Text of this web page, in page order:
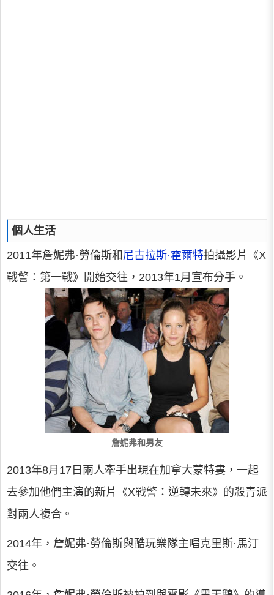
個人生活
2011年詹妮弗·勞倫斯和 尼古拉斯·霍爾特拍攝影片《X
戰警：第一戰》開始交往，2013年1月宣布分手。
詹妮弗和男友
2013年8月17日兩人牽手出現在加拿大蒙特婁，一起
去參加他們主演的新片《X戰警：逆轉未來》的殺青派
對兩人複合。
2014年，詹妮弗·勞倫斯與酷玩樂隊主唱克里斯·馬汀
交往。